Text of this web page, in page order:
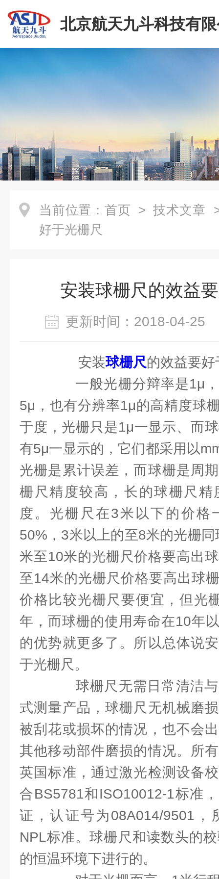
北京航天九斗科技有
当前位置： 首页 > 技术文章
好于光栅尺
安装球栅尺的效益
更新时间：2018-04-
安装球栅尺的效益要
一般光栅分辩率是1μ，
5μ，也有分辨率1μ的高精度球
于度，光栅只是1μ一显示、而
有5μ一显示的，它们都采用以
光栅是累计误差，而球栅是周
栅尺精度较高，长的球栅尺精
度。光栅尺在3米以下的价格
50%，3米以上的至8米的光栅
米至10米的光栅尺价格要高出
至14米的光栅尺价格要高出球
价格比较光栅尺要便宜，但光
年，而球栅的使用寿命在10年
的优势就更多了。所以总体说
于光栅尺。
球栅尺无需日常清洁与
式测量产品，球栅尺无机械磨
被刮花或损坏的情况，也不会
其他移动部件磨损的情况。所
英国标准，通过激光检测设备
合BS5781和ISO10012-1标准
证，认证号为08A014/9501，
NPL标准。球栅尺和读数头的
的恒温环境下进行的。